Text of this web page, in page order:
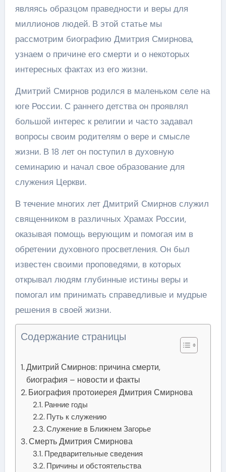
являясь образцом праведности и веры для
миллионов людей. В этой статье мы
рассмотрим биографию Дмитрия Смирнова,
узнаем о причине его смерти и о некоторых
интересных фактах из его жизни.
Дмитрий Смирнов родился в маленьком селе на
юге России. С раннего детства он проявлял
большой интерес к религии и часто задавал
вопросы своим родителям о вере и смысле
жизни. В 18 лет он поступил в духовную
семинарию и начал свое образование для
служения Церкви.
В течение многих лет Дмитрий Смирнов служил
священником в различных Храмах России,
оказывая помощь верующим и помогая им в
обретении духовного просветления. Он был
известен своими проповедями, в которых
открывал людям глубинные истины веры и
помогал им принимать справедливые и мудрые
решения в своей жизни.
Содержание страницы
Дмитрий Смирнов: причина смерти,
биография – новости и факты
Биография протоиерея Дмитрия Смирнова
Ранние годы
Путь к служению
Служение в Ближнем Загорье
Смерть Дмитрия Смирнова
Предварительные сведения
Причины и обстоятельства